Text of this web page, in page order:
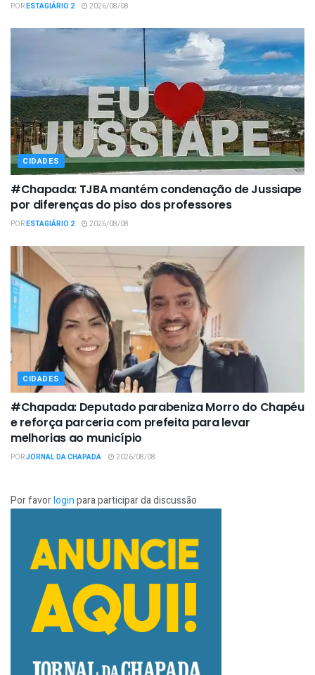
PORESTAGIÁRIO 2 2026/08/08
CIDADES
#Chapada: TJBA mantém condenação de Jussiape
por diferenças do piso dos professores
PORESTAGIÁRIO 2 2026/08/08
CIDADES
#Chapada: Deputado parabeniza Morro do Chapéu
e reforça parceria com prefeita para levar
melhorias ao município
PORJORNAL DA CHAPADA 2026/08/08
Por favorloginpara participar da discussão